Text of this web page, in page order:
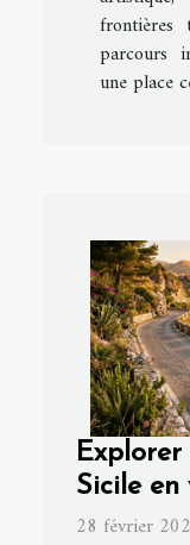
frontières
parcours
une place
Explorer
Sicile
28 février